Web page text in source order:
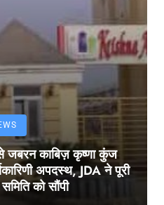
जबरन काबिज़ कृष्णा कुंज
अपदस्थ, JDA ने पूरी
को सौंपी